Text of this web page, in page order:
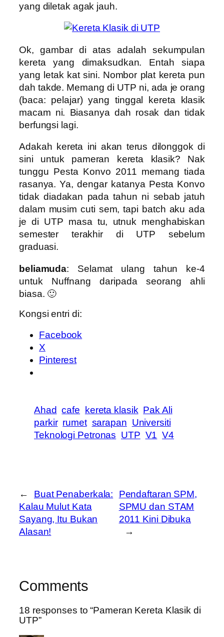
yang diletak agak jauh.
Ok, gambar di atas adalah sekumpulan
kereta yang dimaksudkan. Entah siapa
yang letak kat sini. Nombor plat kereta pun
dah takde. Memang di UTP ni, ada je orang
(baca: pelajar) yang tinggal kereta klasik
macam ni. Biasanya dah rosak dan tidak
berfungsi lagi.
Adakah kereta ini akan terus dilonggok di
sini untuk pameran kereta klasik? Nak
tunggu Pesta Konvo 2011 memang tiada
rasanya. Ya, dengar katanya Pesta Konvo
tidak diadakan pada tahun ni sebab jatuh
dalam musim cuti sem, tapi batch aku ada
je di UTP masa tu, utnuk menghabiskan
semester terakhir di UTP sebelum
graduasi.
beliamuda: Selamat ulang tahun ke-4
untuk Nuffnang daripada seorang ahli
biasa. 🙂
Kongsi entri di:
Facebook
X
Pinterest
Ahad cafe kereta klasik Pak Ali
parkir rumet sarapan Universiti
Teknologi Petronas UTP V1 V4
←
Buat Penaberkala:
Kalau Mulut Kata
Sayang, Itu Bukan
Alasan!
Pendaftaran SPM,
SPMU dan STAM
2011 Kini Dibuka
→
Comments
18 responses to “Pameran Kereta Klasik di
UTP”